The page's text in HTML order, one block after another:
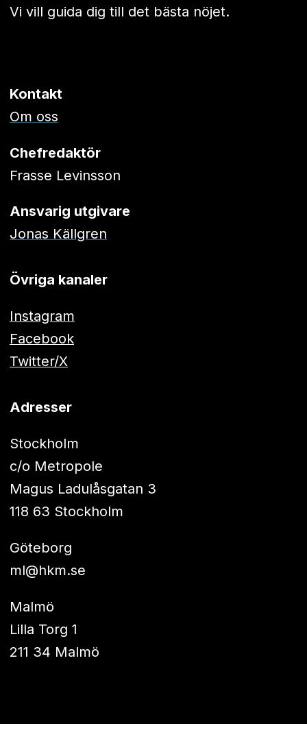
Vi vill guida dig till det bästa nöjet.
Kontakt
Om oss
Chefredaktör
Frasse Levinsson
Ansvarig utgivare
Jonas Källgren
Övriga kanaler
Instagram
Facebook
Twitter/X
Adresser
Stockholm
c/o Metropole
Magus Ladulåsgatan 3
118 63 Stockholm
Göteborg
ml@hkm.se
Malmö
Lilla Torg 1
211 34 Malmö